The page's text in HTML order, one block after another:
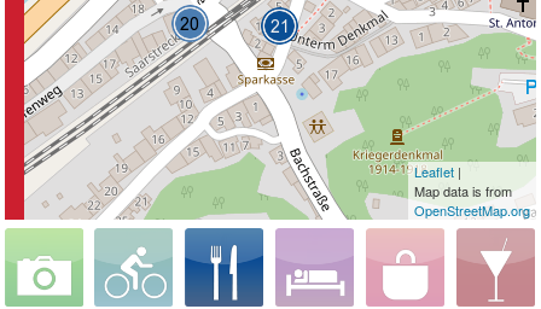
Leaflet|
Map data is from
OpenStreetMap.org